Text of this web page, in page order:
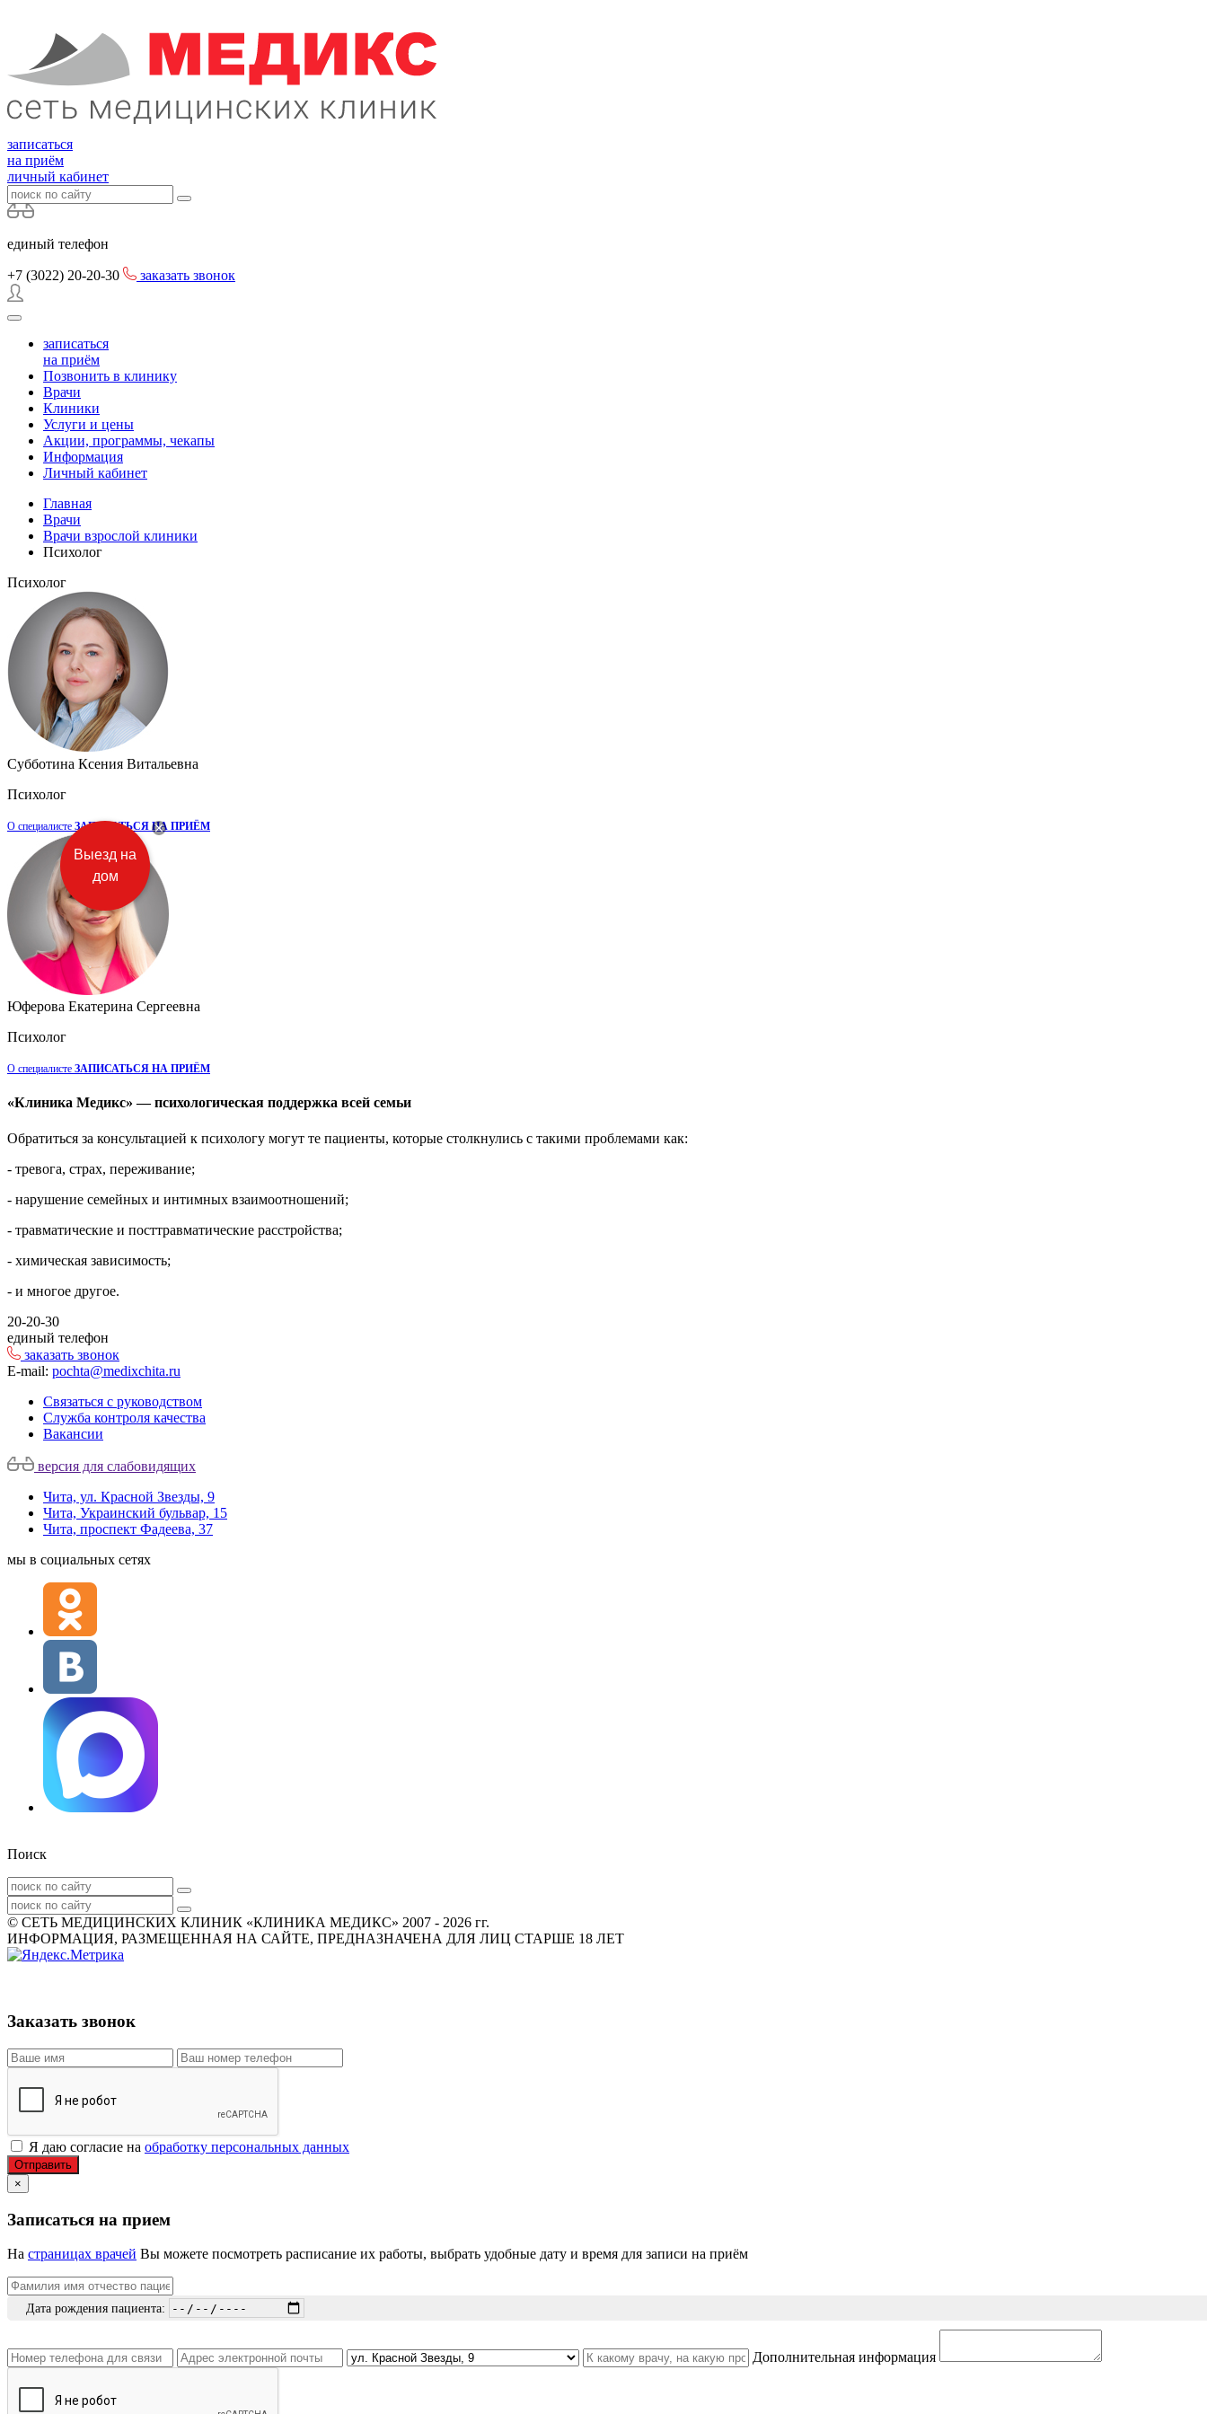
записаться
на приём
личный кабинет
единый телефон
+7 (3022) 20-20-30 заказать звонок
записаться
на приём
Позвонить в клинику
Врачи
Клиники
Услуги и цены
Акции, программы, чекапы
Информация
Личный кабинет
Главная
Врачи
Врачи взрослой клиники
Психолог
Психолог
Субботина Ксения Витальевна
Психолог
О специалисте ЗАПИСАТЬСЯ НА ПРИЁМ
Юферова Екатерина Сергеевна
Психолог
О специалисте ЗАПИСАТЬСЯ НА ПРИЁМ
«Клиника Медикс» — психологическая поддержка всей семьи
Обратиться за консультацией к психологу могут те пациенты, которые столкнулись с такими проблемами как:
- тревога, страх, переживание;
- нарушение семейных и интимных взаимоотношений;
- травматические и посттравматические расстройства;
- химическая зависимость;
- и многое другое.
20-20-30
единый телефон
заказать звонок
E-mail: pochta@medixchita.ru
Связаться с руководством
Служба контроля качества
Вакансии
версия для слабовидящих
Чита, ул. Красной Звезды, 9
Чита, Украинский бульвар, 15
Чита, проспект Фадеева, 37
мы в социальных сетях
Поиск
© СЕТЬ МЕДИЦИНСКИХ КЛИНИК «КЛИНИКА МЕДИКС» 2007 - 2026 гг.
ИНФОРМАЦИЯ, РАЗМЕЩЕННАЯ НА САЙТЕ, ПРЕДНАЗНАЧЕНА ДЛЯ ЛИЦ СТАРШЕ 18 ЛЕТ
Заказать звонок
Я даю согласие на обработку персональных данных
Отправить
×
Записаться на прием
На страницах врачей Вы можете посмотреть расписание их работы, выбрать удобные дату и время для записи на приём
Дата рождения пациента:
Дополнительная информация
Выезд на
дом